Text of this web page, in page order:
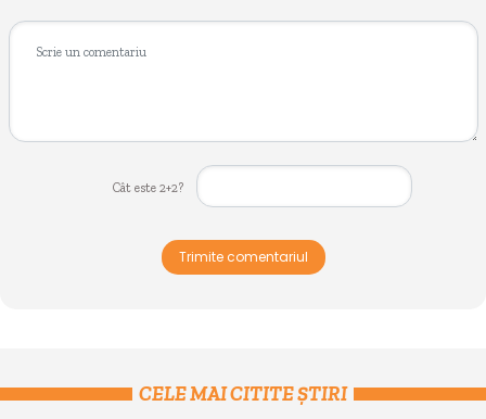
Cât este 2+2?
Trimite comentariul
CELE MAI CITITE ȘTIRI